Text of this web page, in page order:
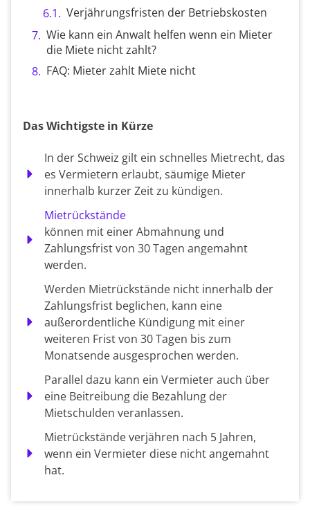
Verjährungsfristen der Betriebskosten
Wie kann ein Anwalt helfen wenn ein Mieter
die Miete nicht zahlt?
FAQ: Mieter zahlt Miete nicht
Das Wichtigste in Kürze
In der Schweiz gilt ein schnelles Mietrecht, das
es Vermietern erlaubt, säumige Mieter
innerhalb kurzer Zeit zu kündigen.
Mietrückstände
können mit einer Abmahnung und
Zahlungsfrist von 30 Tagen angemahnt
werden.
Werden Mietrückstände nicht innerhalb der
Zahlungsfrist beglichen, kann eine
außerordentliche Kündigung mit einer
weiteren Frist von 30 Tagen bis zum
Monatsende ausgesprochen werden.
Parallel dazu kann ein Vermieter auch über
eine Beitreibung die Bezahlung der
Mietschulden veranlassen.
Mietrückstände verjähren nach 5 Jahren,
wenn ein Vermieter diese nicht angemahnt
hat.